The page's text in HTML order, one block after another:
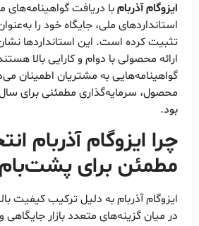
ایزوگام آذربامبا دریافت
استانداردهای ملی، جایگاه خود را
تثبیت کرده است. این استانداردها
ارائه محصولی با دوام و کارایی بالا
گواهینامه‌هایی به مشتریان اطمینان
محصول، سرمایه‌گذاری مطمئنی برای
بود.
چرا ایزوگام آذربام
مطمئن برای
ایزوگام آذربام به دلیل ترکیب کیفیت
در میان گزینه‌های متعدد بازار جایگاهی